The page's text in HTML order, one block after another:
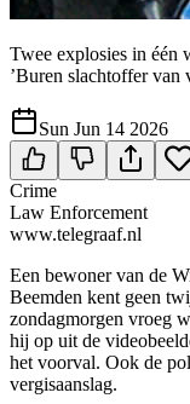
Twee explosies in één
’Buren slachtoffer van
Sun Jun 14 2026
Crime
Law Enforcement
www.telegraaf.nl
Een bewoner van de
Beemden kent geen
zondagmorgen vroeg
hij op uit de
het voorval. Ook de
vergisaanslag.